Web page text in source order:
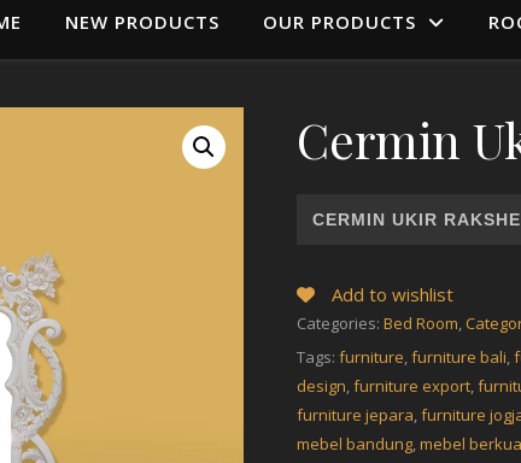
NEW PRODUCTS OUR PRODUCTS
Cermin
CERMIN UKIR
Add to wishlist
Categories: Bed Room,
Tags: furniture,furniture bali,
design,furniture export,
furniture jepara,furniture
mebel bandung,mebel